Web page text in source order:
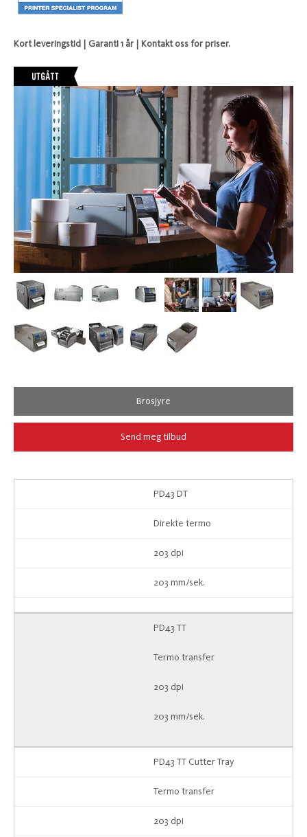
Kort leveringstid | Garanti 1 år | Kontakt oss for priser.
Brosjyre
Send meg tilbud
PD43 DT
Direkte termo
203 dpi
203 mm/sek.
PD43 TT
Termo transfer
203 dpi
203 mm/sek.
PD43 TT Cutter Tray
Termo transfer
203 dpi